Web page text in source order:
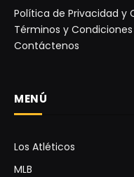
Política de Privacidad y
Términos y Condiciones
Contáctenos
MENÚ
Los Atléticos
MLB